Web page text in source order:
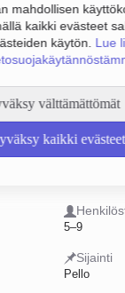
mahdollisen
kaikki evästeet
käytön. Lue
välttämättömät
kaikki evästeet
(OY).
5–9
Sijainti
Pello